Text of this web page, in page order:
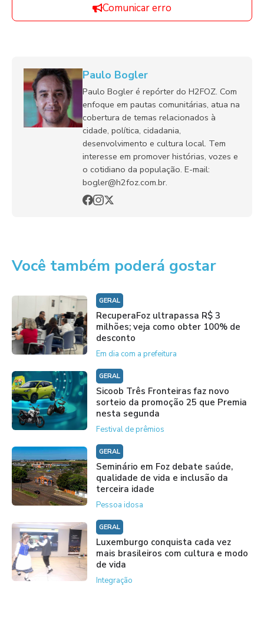
Comunicar erro
Paulo Bogler
Paulo Bogler é repórter do H2FOZ. Com
enfoque em pautas comunitárias, atua na
cobertura de temas relacionados à
cidade, política, cidadania,
desenvolvimento e cultura local. Tem
interesse em promover histórias, vozes e
o cotidiano da população. E-mail:
bogler@h2foz.com.br.
Você também poderá gostar
GERAL
RecuperaFoz ultrapassa R$ 3
milhões; veja como obter 100% de
desconto
Em dia com a prefeitura
GERAL
Sicoob Três Fronteiras faz novo
sorteio da promoção 25 que Premia
nesta segunda
Festival de prêmios
GERAL
Seminário em Foz debate saúde,
qualidade de vida e inclusão da
terceira idade
Pessoa idosa
GERAL
Luxemburgo conquista cada vez
mais brasileiros com cultura e modo
de vida
Integração